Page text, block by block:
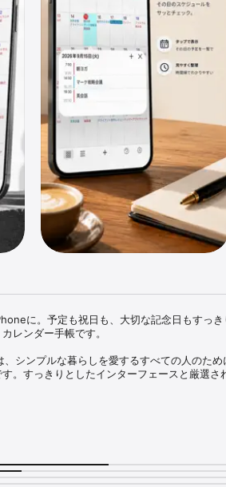
に。予定も祝日も、大切な記念日もすっ
レンダー手帳です。
シンプルな暮らしを愛するすべての人のた
。すっきりとしたインターフェースと厳選さ
アップ。
ロール。